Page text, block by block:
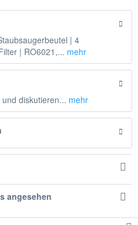
| 4
| RO6021,... mehr
diskutieren... mehr
angesehen